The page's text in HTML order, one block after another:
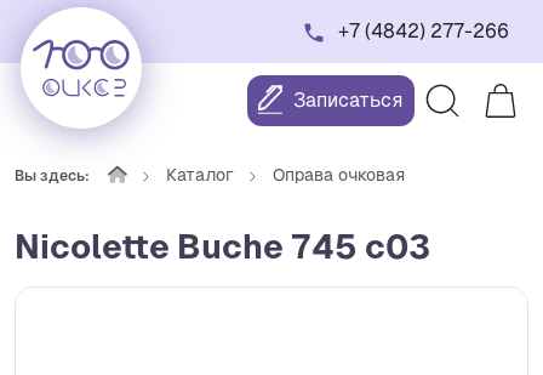
+7 (4842) 277-266
Записаться
Вы здесь: Каталог Оправа очковая
Nicolette Buche 745 c03